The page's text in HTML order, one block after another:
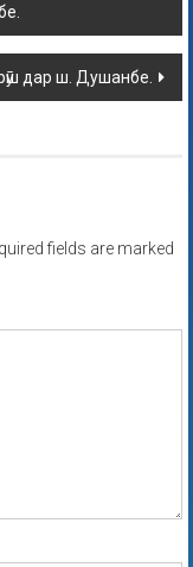
дар ш. Душанбе.
fields are marked